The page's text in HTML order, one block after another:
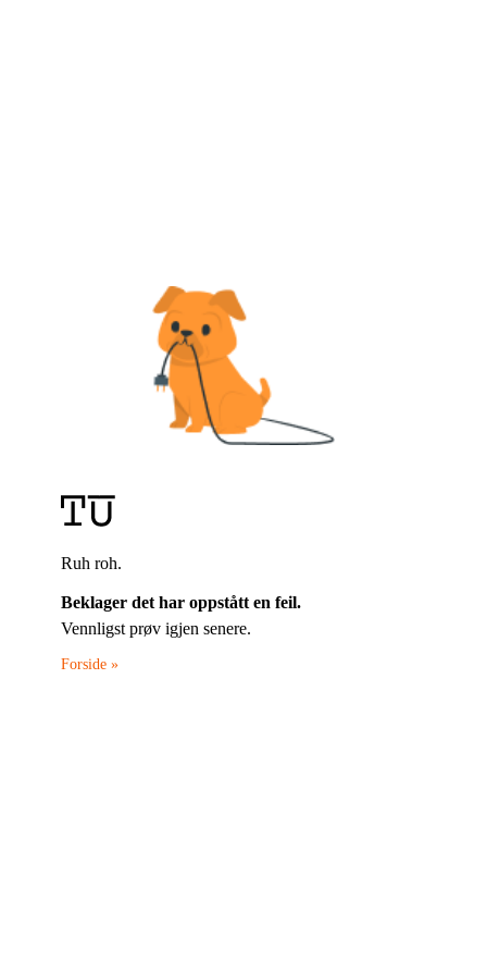
Ruh roh.
Beklager det har oppstått en feil.
Vennligst prøv igjen senere.
Forside »